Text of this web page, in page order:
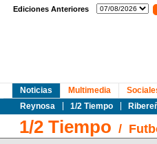
Ediciones Anteriores
Noticias
Reynosa
1/2 Tiempo
Multimedia
1/2 Tiempo /